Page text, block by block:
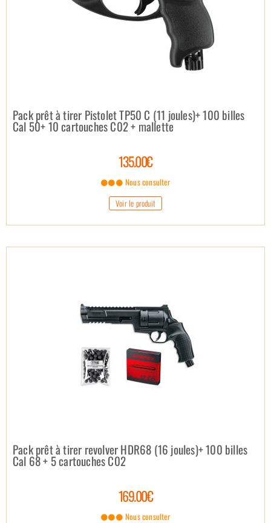
Pack prêt à tirer Pistolet TP50 C (11 joules)+ 100 billes
Cal 50+ 10 cartouches C02 + mallette
135.00€
Nous consulter
Voir le produit
Pack prêt à tirer revolver HDR68 (16 joules)+ 100 billes
Cal 68 + 5 cartouches C02
169.00€
Nous consulter